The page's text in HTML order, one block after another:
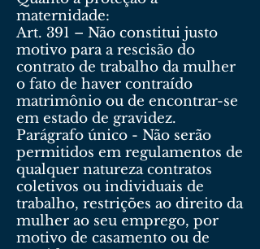
maternidade:
Art. 391 – Não constitui justo
motivo para a rescisão do
contrato de trabalho da mulher
o fato de haver contraído
matrimônio ou de encontrar-se
em estado de gravidez.
Parágrafo único - Não serão
permitidos em regulamentos de
qualquer natureza contratos
coletivos ou individuais de
trabalho, restrições ao direito da
mulher ao seu emprego, por
motivo de casamento ou de